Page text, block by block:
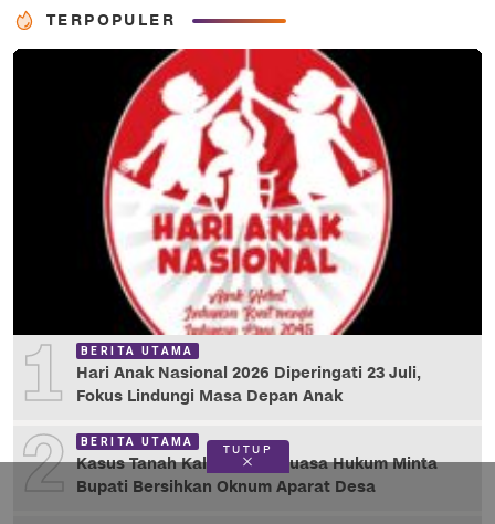
TERPOPULER
1 BERITA UTAMA
Hari Anak Nasional 2026 Diperingati 23 Juli,
Fokus Lindungi Masa Depan Anak
2 BERITA UTAMA
Kasus Tanah Kalukubula, Kuasa Hukum Minta
Bupati Bersihkan Oknum Aparat Desa
TUTUP